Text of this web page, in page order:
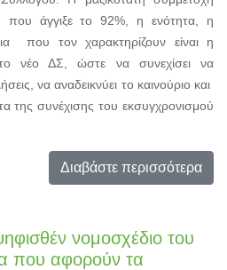
άγγιξε το 92%, η ενότητα, η
που τον χαρακτηρίζουν είναι η
νέο ΔΣ, ώστε να συνεχίσει να
να αναδεικνύει το καινούριο και
της συνέχισης του εκσυγχρονισμού
Διαβάστε περισσότερα
νομοσχέδιο του
που αφορούν τα